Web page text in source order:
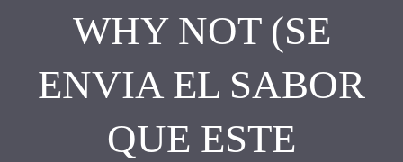
WHY NOT (SE
ENVIA EL SABOR
QUE ESTE